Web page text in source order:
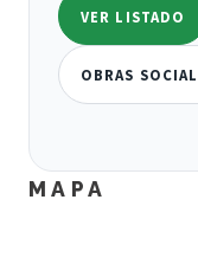
VER LISTADO
OBRAS
MAPA